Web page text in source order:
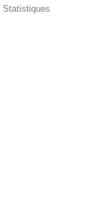
Statistiques